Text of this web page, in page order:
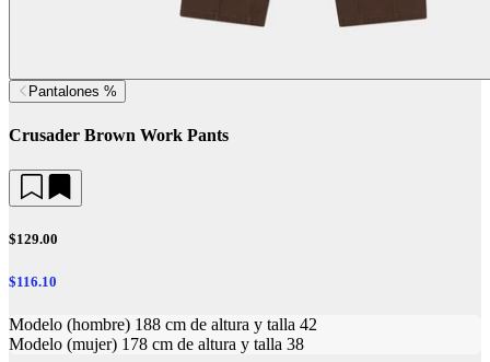
Pantalones %
Crusader Brown Work Pants
$129.00
$116.10
Modelo (hombre) 188 cm de altura y talla 42
Modelo (mujer) 178 cm de altura y talla 38